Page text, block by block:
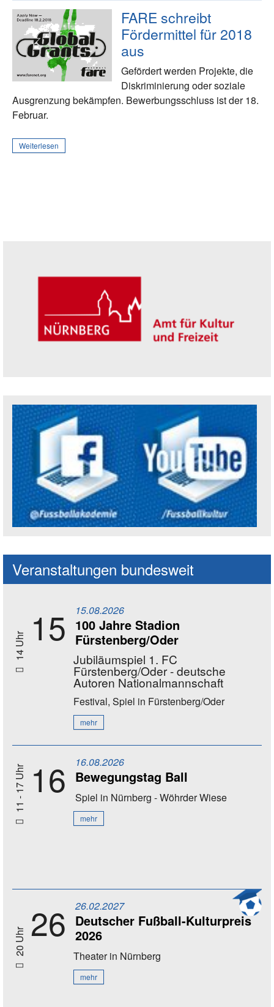
FARE schreibt
Fördermittel für 2018
aus
Gefördert werden Projekte, die
Diskriminierung oder soziale
Ausgrenzung bekämpfen. Bewerbungsschluss ist der 18.
Februar.
Weiterlesen
Veranstaltungen bundesweit
14 Uhr 15 15.08.2026
100 Jahre Stadion
Fürstenberg/Oder
Jubiläumspiel 1. FC
Fürstenberg/Oder - deutsche
Autoren Nationalmannschaft
Festival, Spiel in Fürstenberg/Oder
mehr
11 - 17 Uhr 16 16.08.2026
Bewegungstag Ball
Spiel in Nürnberg - Wöhrder Wiese
mehr
20 Uhr 26 26.02.2027
Deutscher Fußball-Kulturpreis
2026
Theaterin Nürnberg
mehr